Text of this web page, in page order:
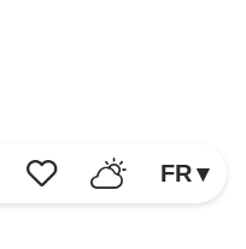
FR